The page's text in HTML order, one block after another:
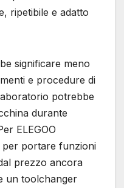
ripetibile e adatto
significare meno
e procedure di
potrebbe
durante
ELEGOO
per portare funzioni
prezzo ancora
un toolchanger